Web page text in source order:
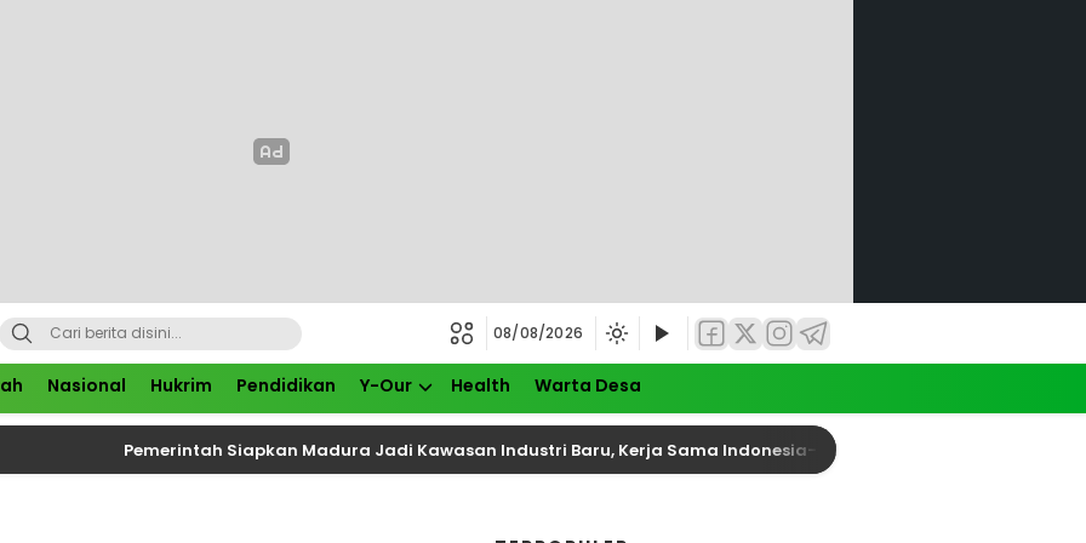
08/08/2026
Nasional Hukrim Pendidikan Y-Our Health Warta Desa
Pemerintah Siapkan Madura Jadi Kawasan Industri Baru, Kerja Sama Indonesia-Tiongkok Diperkuat